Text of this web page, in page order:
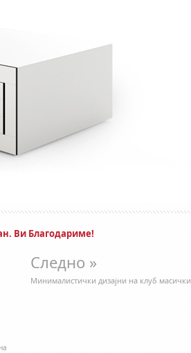
Ви Благодариме!
Следно »
Минималистички дизајни на клуб масички